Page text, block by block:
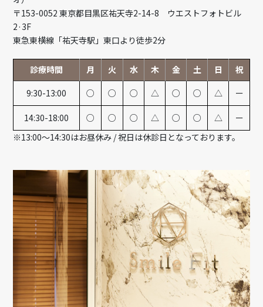
〒153-0052 東京都目黒区祐天寺2-14-8 ウエストフォトビル
2·3F
東急東横線「祐天寺駅」東口より徒歩2分
診療時間 月 火 水 木 金 土 日
祝
9:30-13:00
○ ○ ○ △ ○ ○ △ ー
14:30-18:00 ○ ○ ○ △ ○ ○ △
ー
※13:00～14:30はお昼休み / 祝日は休診日となっております。